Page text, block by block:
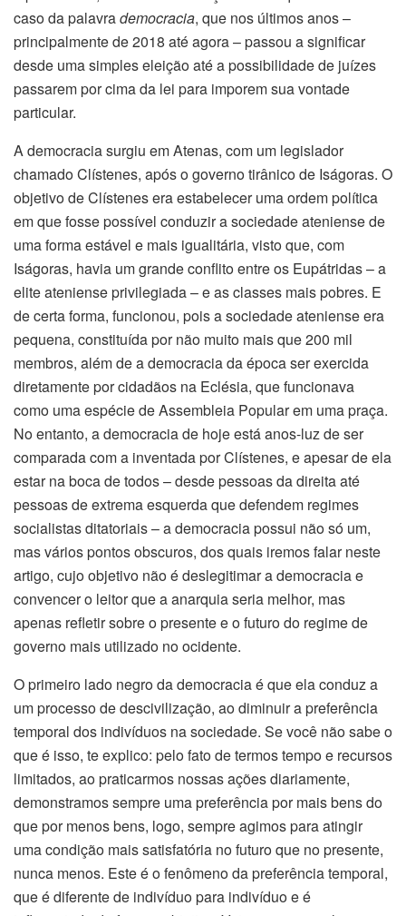
caso da palavrademocracia, que nos últimos anos –
principalmente de 2018 até agora – passou a significar
desde uma simples eleição até a possibilidade de juízes
passarem por cima da lei para imporem sua vontade
particular.
A democracia surgiu em Atenas, com um legislador
chamado Clístenes, após o governo tirânico de Iságoras. O
objetivo de Clístenes era estabelecer uma ordem política
em que fosse possível conduzir a sociedade ateniense de
uma forma estável e mais igualitária, visto que, com
Iságoras, havia um grande conflito entre os Eupátridas – a
elite ateniense privilegiada – e as classes mais pobres. E
de certa forma, funcionou, pois a sociedade ateniense era
pequena, constituída por não muito mais que 200 mil
membros, além de a democracia da época ser exercida
diretamente por cidadãos na Eclésia, que funcionava
como uma espécie de Assembleia Popular em uma praça.
No entanto, a democracia de hoje está anos-luz de ser
comparada com a inventada por Clístenes, e apesar de ela
estar na boca de todos – desde pessoas da direita até
pessoas de extrema esquerda que defendem regimes
socialistas ditatoriais – a democracia possui não só um,
mas vários pontos obscuros, dos quais iremos falar neste
artigo, cujo objetivo não é deslegitimar a democracia e
convencer o leitor que a anarquia seria melhor, mas
apenas refletir sobre o presente e o futuro do regime de
governo mais utilizado no ocidente.
O primeiro lado negro da democracia é que ela conduz a
um processo de descivilização, ao diminuir a preferência
temporal dos indivíduos na sociedade. Se você não sabe o
que é isso, te explico: pelo fato de termos tempo e recursos
limitados, ao praticarmos nossas ações diariamente,
demonstramos sempre uma preferência por mais bens do
que por menos bens, logo, sempre agimos para atingir
uma condição mais satisfatória no futuro que no presente,
nunca menos. Este é o fenômeno da preferência temporal,
que é diferente de indivíduo para indivíduo e é